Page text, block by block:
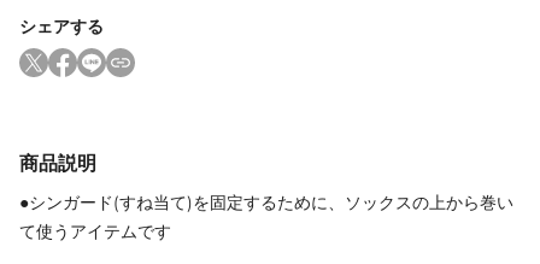
シェアする
商品説明
●シンガード(すね当て)を固定するために、ソックスの上から巻い
て使うアイテムです